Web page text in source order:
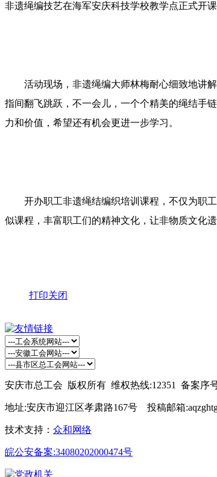
非遗绳编技艺在海军安庆科技学校教学点正式开
活动现场，非遗绳编大师林梅耐心细致地讲解
指间翻飞跳跃，不一会儿，一个个精美的绳结手
力和价值，希望还有机会更进一步学习。
开办职工非遗绳结编织培训课程，不仅为职工
似课程，丰富职工们的精神文化，让非物质文化
打印关闭
安庆市总工会 版权所有 维权热线:12351 备案序
地址:安庆市迎江区孝肃路167号 投稿邮箱
技术支持： 众和网络
皖公安备案:34080202000474号